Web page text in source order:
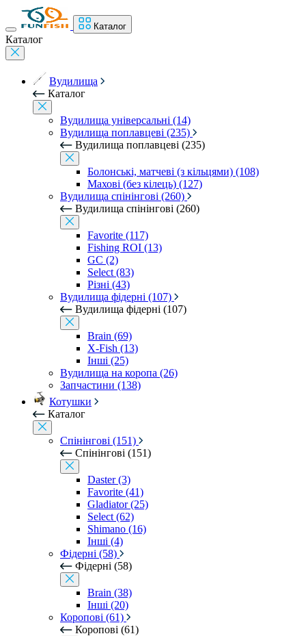
Каталог
Каталог
Вудилища
Каталог
Вудилища універсальні (14)
Вудилища поплавцеві (235)
Вудилища поплавцеві (235)
Болонські, матчеві (з кільцями) (108)
Махові (без кілець) (127)
Вудилища спінінгові (260)
Вудилища спінінгові (260)
Favorite (117)
Fishing ROI (13)
GC (2)
Select (83)
Різні (43)
Вудилища фідерні (107)
Вудилища фідерні (107)
Brain (69)
X-Fish (13)
Інші (25)
Вудилища на коропа (26)
Запчастини (138)
Котушки
Каталог
Спінінгові (151)
Спінінгові (151)
Daster (3)
Favorite (41)
Gladiator (25)
Select (62)
Shimano (16)
Інші (4)
Фідерні (58)
Фідерні (58)
Brain (38)
Інші (20)
Коропові (61)
Коропові (61)